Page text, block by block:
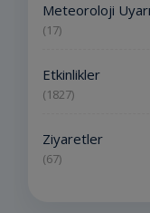
Meteoroloji
(17)
Etkinlikler
(1827)
Ziyaretler
(67)